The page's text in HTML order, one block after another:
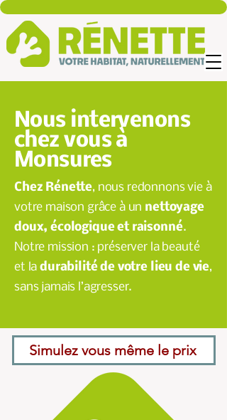
Nous intervenons
chez vous à
Monsures
Chez Rénette, nous redonnons vie à
votre maison grâce à un nettoyage
doux, écologique et raisonné.
Notre mission : préserver la beauté
et ladurabilité de votre lieu de vie,
sans jamais l’agresser.
Simulez vous même le prix